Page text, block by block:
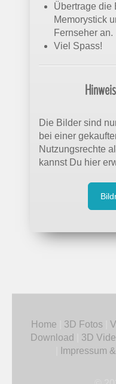
Übertrage die
Memorystick
Fernseher an.
Viel Spass!
Die Bilder sind
bei einer
Nutzungsrechte
kannst Du hier
Home 3D Fotos
Download
3D
Impressum